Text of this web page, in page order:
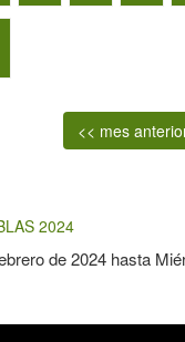
<< mes
2024
de 2024hasta